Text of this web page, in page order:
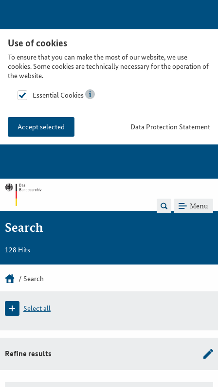
Use of cookies
To ensure that you can make the most of our website, we use
cookies. Some cookies are technically necessary for the operation of
the website.
Essential Cookies
Accept selected Data Protection Statement
Menu
Search
128 Hits
Search
Select all
Refine results